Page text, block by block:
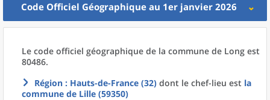
Code Officiel Géographique au 1er janvier 2026
Le code officiel géographique de la commune de Long est
80486.
Région : Hauts-de-France (32) dont le chef-lieu est la
commune de Lille (59350)